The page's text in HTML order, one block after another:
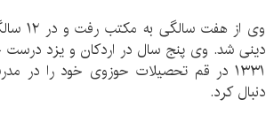
وی از
دینی شد. وی پنج سال در اردکان و یزد
۱۳۳۱ در قم تحصیلات حوزوی خود را در
دنبال کرد.